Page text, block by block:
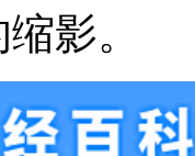
影。